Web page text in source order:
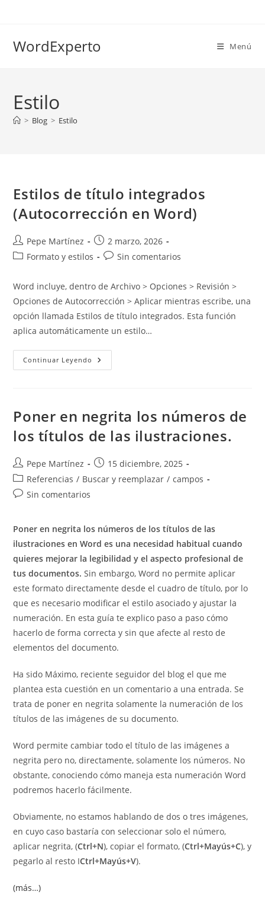
WordExperto Menú
Estilo
> Blog > Estilo
Estilos de título integrados
(Autocorrección en Word)
Autor
de
Pepe Martínez
Publicación
de
2 marzo, 2026
Categoría
la
entrada:
Formato y estilos
Comentarios
entrada:
Sin comentarios
Word incluye, dentro de Archivo > Opciones > Revisión >
Opciones de Autocorrección > Aplicar mientras escribe, una
opción llamada Estilos de título integrados. Esta función
aplica automáticamente un estilo…
Continuar Leyendo Estilos
De
Word)
Poner en negrita los números de
los títulos de las ilustraciones.
Autor
de
la
entrada:
Pepe Martínez
Publicación
de
15 diciembre, 2025
Categoría
de
Referencias / Buscar y reemplazar / campos
Comentarios
entrada:
Sin comentarios
Poner en negrita los números de los títulos de las
ilustraciones en Word es una necesidad habitual cuando
quieres mejorar la legibilidad y el aspecto profesional de
tus documentos. Sin embargo, Word no permite aplicar
este formato directamente desde el cuadro de título, por lo
que es necesario modificar el estilo asociado y ajustar la
numeración. En esta guía te explico paso a paso cómo
hacerlo de forma correcta y sin que afecte al resto de
elementos del documento.
Ha sido Máximo, reciente seguidor del blog el que me
plantea esta cuestión en un comentario a una entrada. Se
trata de poner en negrita solamente la numeración de los
títulos de las imágenes de su documento.
Word permite cambiar todo el título de las imágenes a
negrita pero no, directamente, solamente los números. No
obstante, conociendo cómo maneja esta numeración Word
podremos hacerlo fácilmente.
Obviamente, no estamos hablando de dos o tres imágenes,
en cuyo caso bastaría con seleccionar solo el número,
aplicar negrita, (Ctrl+N), copiar el formato, (Ctrl+Mayús+C), y
pegarlo al resto ICtrl+Mayús+V).
(más…)